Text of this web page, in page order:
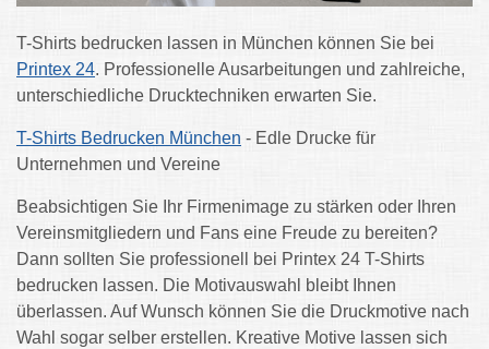
T-Shirts bedrucken lassen in München können Sie bei
Printex 24. Professionelle Ausarbeitungen und zahlreiche,
unterschiedliche Drucktechniken erwarten Sie.
T-Shirts Bedrucken München - Edle Drucke für
Unternehmen und Vereine
Beabsichtigen Sie Ihr Firmenimage zu stärken oder Ihren
Vereinsmitgliedern und Fans eine Freude zu bereiten?
Dann sollten Sie professionell bei Printex 24 T-Shirts
bedrucken lassen. Die Motivauswahl bleibt Ihnen
überlassen. Auf Wunsch können Sie die Druckmotive nach
Wahl sogar selber erstellen. Kreative Motive lassen sich